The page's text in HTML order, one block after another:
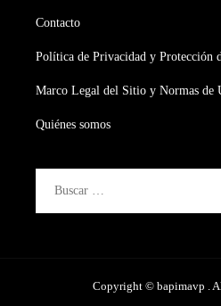
Contacto
Política de Privacidad y Protección
Marco Legal del Sitio y Normas de
Quiénes somos
Copyright © bapimavp .